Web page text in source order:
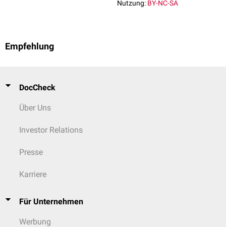
Nutzung: BY-NC-SA
Empfehlung
DocCheck
Über Uns
Investor Relations
Presse
Karriere
Für Unternehmen
Werbung